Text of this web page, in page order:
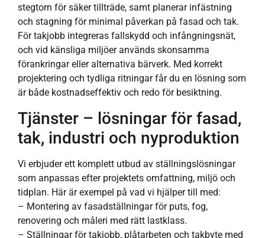
stegtorn för säker tillträde, samt planerar infästning
och stagning för minimal påverkan på fasad och tak.
För takjobb integreras fallskydd och infångningsnät,
och vid känsliga miljöer används skonsamma
förankringar eller alternativa bärverk. Med korrekt
projektering och tydliga ritningar får du en lösning som
är både kostnadseffektiv och redo för besiktning.
Tjänster – lösningar för fasad,
tak, industri och nyproduktion
Vi erbjuder ett komplett utbud av ställningslösningar
som anpassas efter projektets omfattning, miljö och
tidplan. Här är exempel på vad vi hjälper till med:
– Montering av fasadställningar för puts, fog,
renovering och måleri med rätt lastklass.
– Ställningar för takjobb, plåtarbeten och takbyte med